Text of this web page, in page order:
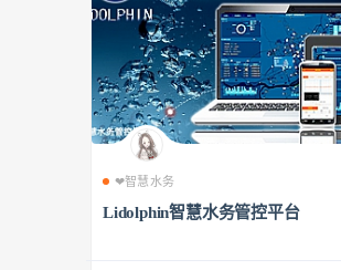
❤智慧水务
Lidolphin智慧水务管控平台